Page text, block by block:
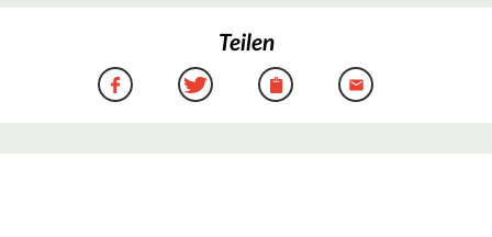
Teilen